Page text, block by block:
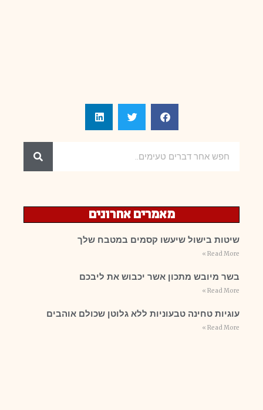
מאמרים אחרונים
שיטות בישול שיעשו קסמים במטבח שלך
Read More »
בשר מיובש מתכון אשר יכבוש את ליבכם
Read More »
עוגיות טחינה טבעוניות ללא גלוטן שכולם אוהבים
Read More »